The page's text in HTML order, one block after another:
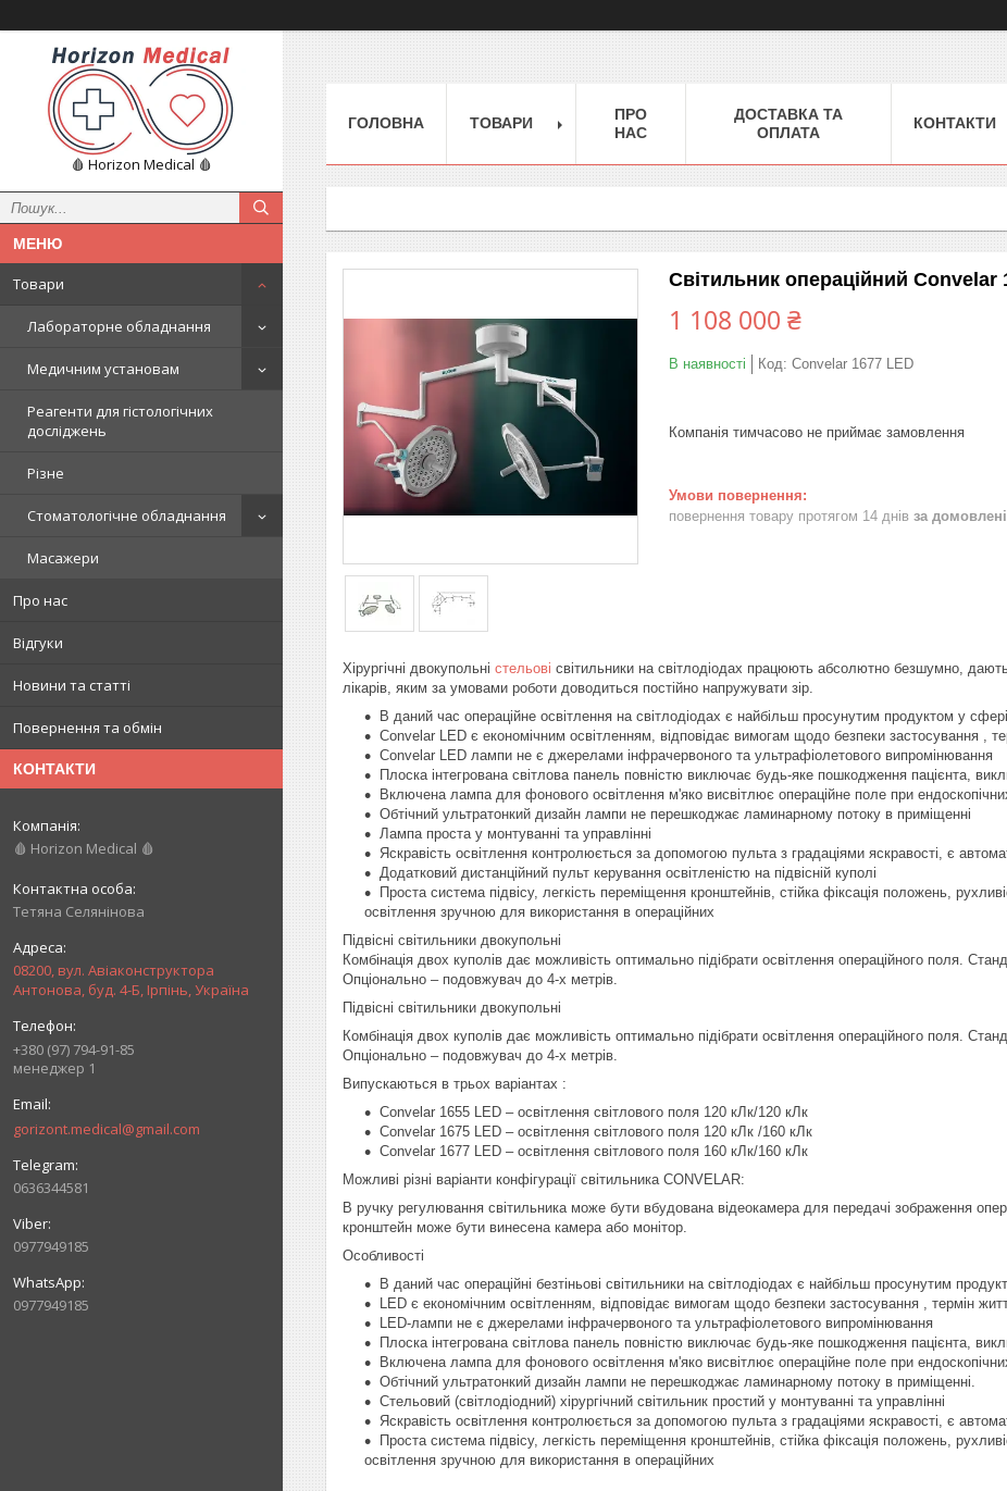
🩸 Horizon Medical 🩸
Товари
Лабораторне обладнання
Медичним установам
Реагенти для гістологічних
досліджень
Різне
Стоматологічне обладнання
Масажери
Про нас
Відгуки
Новини та статті
Повернення та обмін
КОНТАКТИ
🩸 Horizon Medical 🩸
Тетяна Селянінова
08200, вул. Авіаконструктора
Антонова, буд. 4-Б, Ірпінь, Україна
+380 (97) 794-91-85
менеджер 1
gorizont.medical@gmail.com
0636344581
0977949185
0977949185
ГОЛОВНА ТОВАРИ
ПРО
НАС
ДОСТАВКА ТА
ОПЛАТА
КОНТАКТИ
Світильник операційний
1 108 000 ₴
В наявності Код: Convelar 1677 LED
Компанія тимчасово не приймає замовлення
повернення товару протягом 14 днів за
Хірургічні двокупольні стельові світильники на світлодіодах працюють абсолютно безшумно,
лікарів, яким за умовами роботи доводиться постійно напружувати зір.
В даний час операційне освітлення на світлодіодах є найбільш просунутим продуктом у сфері
Convelar LED є економічним освітленням, відповідає вимогам щодо безпеки застосування ,
Convelar LED лампи не є джерелами інфрачервоного та ультрафіолетового випромінювання
Плоска інтегрована світлова панель повністю виключає будь-яке пошкодження пацієнта,
Включена лампа для фонового освітлення м'яко висвітлює операційне поле при
Обтічний ультратонкий дизайн лампи не перешкоджає ламинарному потоку в приміщенні
Лампа проста у монтуванні та управлінні
Яскравість освітлення контролюється за допомогою пульта з градаціями яскравості, є
Додатковий дистанційний пульт керування освітленістю на підвісній куполі
Проста система підвісу, легкість переміщення кронштейнів, стійка фіксація положень,
освітлення зручною для використання в операційних
Підвісні світильники двокупольні
Комбінація двох куполів дає можливість оптимально підібрати освітлення операційного поля.
Опціонально – подовжувач до 4-х метрів.
Підвісні світильники двокупольні
Комбінація двох куполів дає можливість оптимально підібрати освітлення операційного поля.
Опціонально – подовжувач до 4-х метрів.
Випускаються в трьох варіантах :
Convelar 1655 LED – освітлення світлового поля 120 кЛк/120 кЛк
Convelar 1675 LED – освітлення світлового поля 120 кЛк /160 кЛк
Convelar 1677 LED – освітлення світлового поля 160 кЛк/160 кЛк
Можливі різні варіанти конфігурації світильника CONVELAR:
В ручку регулювання світильника може бути вбудована відеокамера для передачі зображення
кронштейн може бути винесена камера або монітор.
Особливості
В даний час операційні безтіньові світильники на світлодіодах є найбільш просунутим
LED є економічним освітленням, відповідає вимогам щодо безпеки застосування , термін
LED-лампи не є джерелами інфрачервоного та ультрафіолетового випромінювання
Плоска інтегрована світлова панель повністю виключає будь-яке пошкодження пацієнта,
Включена лампа для фонового освітлення м'яко висвітлює операційне поле при
Обтічний ультратонкий дизайн лампи не перешкоджає ламинарному потоку в приміщенні.
Стельовий (світлодіодний) хірургічний світильник простий у монтуванні та управлінні
Яскравість освітлення контролюється за допомогою пульта з градаціями яскравості, є
Проста система підвісу, легкість переміщення кронштейнів, стійка фіксація положень,
освітлення зручною для використання в операційних